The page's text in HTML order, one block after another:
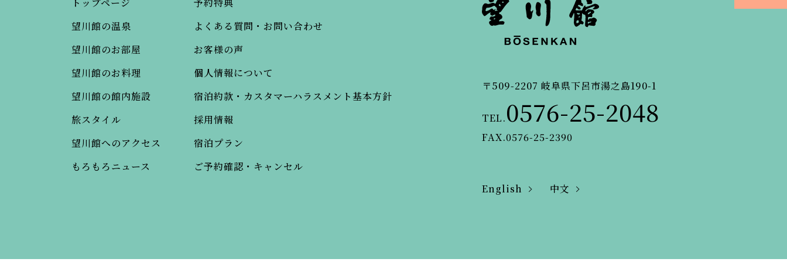
トップページ
望川館の温泉
望川館のお部屋
望川館のお料理
望川館の館内施設
旅スタイル
望川館へのアクセス
もろもろニュース
予約特典
よくある質問・お問い合わせ
お客様の声
個人情報について
宿泊約款・カスタマーハラスメント基本方針
採用情報
宿泊プラン
ご予約確認・キャンセル
〒509-2207 岐阜県下呂市湯之島190-1
TEL.0576-25-2048
FAX.0576-25-2390
English 中文